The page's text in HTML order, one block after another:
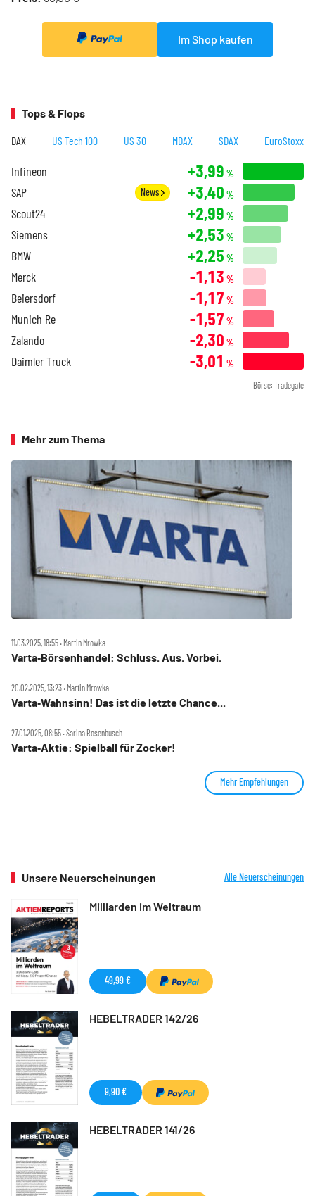
Im Shop kaufen
Tops & Flops
DAX US Tech 100 US 30 MDAX SDAX EuroStoxx
Infineon +3,99 %
SAP News +3,40 %
Scout24 +2,99 %
Siemens +2,53 %
BMW +2,25 %
Merck -1,13 %
Beiersdorf -1,17 %
Munich Re -1,57 %
Zalando -2,30 %
Daimler Truck -3,01 %
Börse: Tradegate
Mehr zum Thema
11.03.2025, 18:55 ‧ Martin Mrowka
Varta‑Börsenhandel: Schluss. Aus. Vorbei.
20.02.2025, 13:23 ‧ Martin Mrowka
Varta‑Wahnsinn! Das ist die letzte Chance...
27.01.2025, 08:55 ‧ Sarina Rosenbusch
Varta‑Aktie: Spielball für Zocker!
Mehr Empfehlungen
Unsere Neuerscheinungen Alle Neuerscheinungen
Milliarden im Weltraum
49,99 €
HEBELTRADER 142/26
9,90 €
HEBELTRADER 141/26